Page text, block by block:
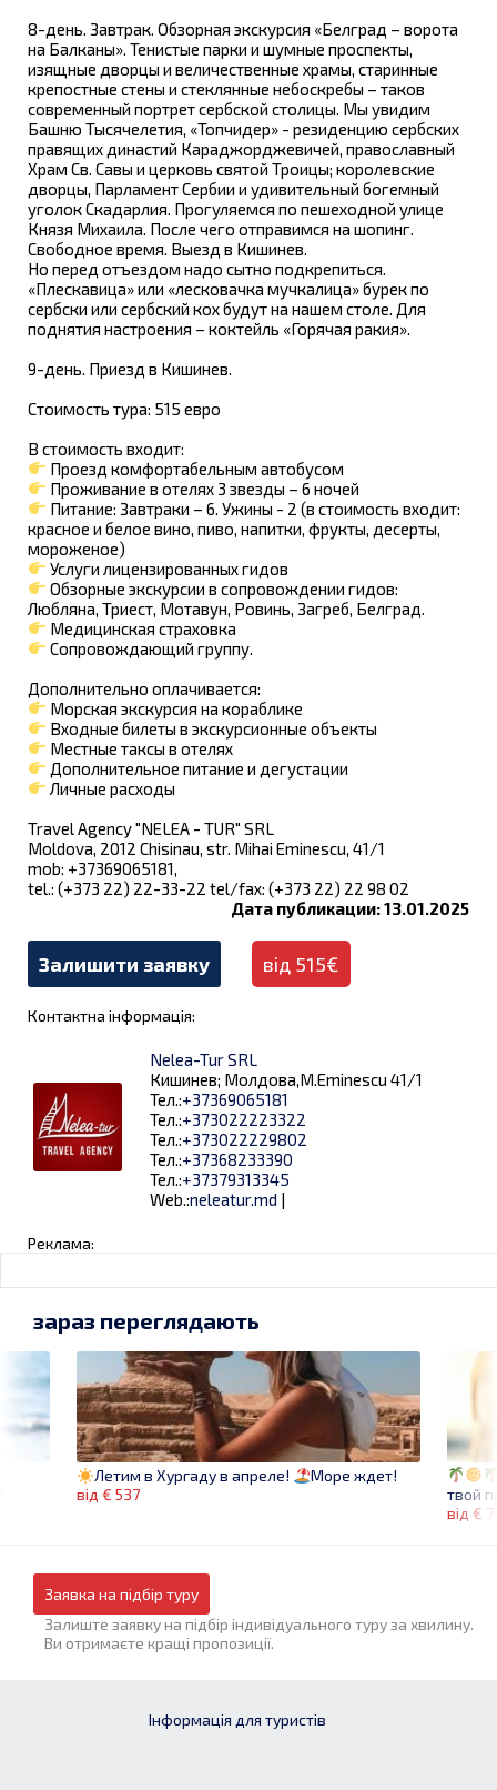
8-день. Завтрак. Обзорная экскурсия «Белград – ворота
на Балканы». Тенистые парки и шумные проспекты,
изящные дворцы и величественные храмы, старинные
крепостные стены и стеклянные небоскребы – таков
современный портрет сербской столицы. Мы увидим
Башню Тысячелетия, «Топчидер» - резиденцию сербских
правящих династий Караджорджевичей, православный
Храм Св. Савы и церковь святой Троицы; королевские
дворцы, Парламент Сербии и удивительный богемный
уголок Скадарлия. Прогуляемся по пешеходной улице
Князя Михаила. После чего отправимся на шопинг.
Свободное время. Выезд в Кишинев.
Но перед отъездом надо сытно подкрепиться.
«Плескавица» или «лесковачка мучкалица» бурек по
сербски или сербский кох будут на нашем столе. Для
поднятия настроения – коктейль «Горячая ракия».
9-день. Приезд в Кишинев.
Стоимость тура: 515 евро
В стоимость входит:
Проезд комфортабельным автобусом
Проживание в отелях 3 звезды – 6 ночей
Питание: Завтраки – 6. Ужины - 2 (в стоимость входит:
красное и белое вино, пиво, напитки, фрукты, десерты,
мороженое)
Услуги лицензированных гидов
Обзорные экскурсии в сопровождении гидов:
Любляна, Триест, Мотавун, Ровинь, Загреб, Белград.
Медицинская страховка
Сопровождающий группу.
Дополнительно оплачивается:
Морская экскурсия на кораблике
Входные билеты в экскурсионные объекты
Местные таксы в отелях
Дополнительное питание и дегустации
Личные расходы
Travel Agency "NELEA - TUR" SRL
Moldova, 2012 Chisinau, str. Mihai Eminescu, 41/1
mob: +37369065181,
tel.: (+373 22) 22-33-22 tel/fax: (+373 22) 22 98 02
Дата публикации: 13.01.2025
Залишити заявку від 515€
Контактна інформація:
Nelea-Tur SRL
Кишинев; Молдова,M.Eminescu 41/1
Тел.:+37369065181
Тел.:+373022223322
Тел.:+373022229802
Тел.:+37368233390
Тел.:+37379313345
Web.:neleatur.md |
Реклама:
твой
від €
зараз переглядають
Летим в Хургаду в апреле!
Море ждет!
від € 537
Заявка на підбір туру
Залиште заявку на підбір індивідуального туру за хвилину.
Ви отримаєте кращі пропозиції.
Інформація для туристів